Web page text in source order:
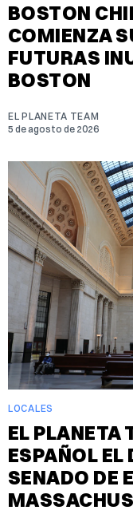
BOSTON
COMIENZA
FUTURAS
BOSTON
EL PLANETA TEAM
5 de agosto de 2026
LOCALES
EL PLANETA
ESPAÑOL EL
SENADO DE